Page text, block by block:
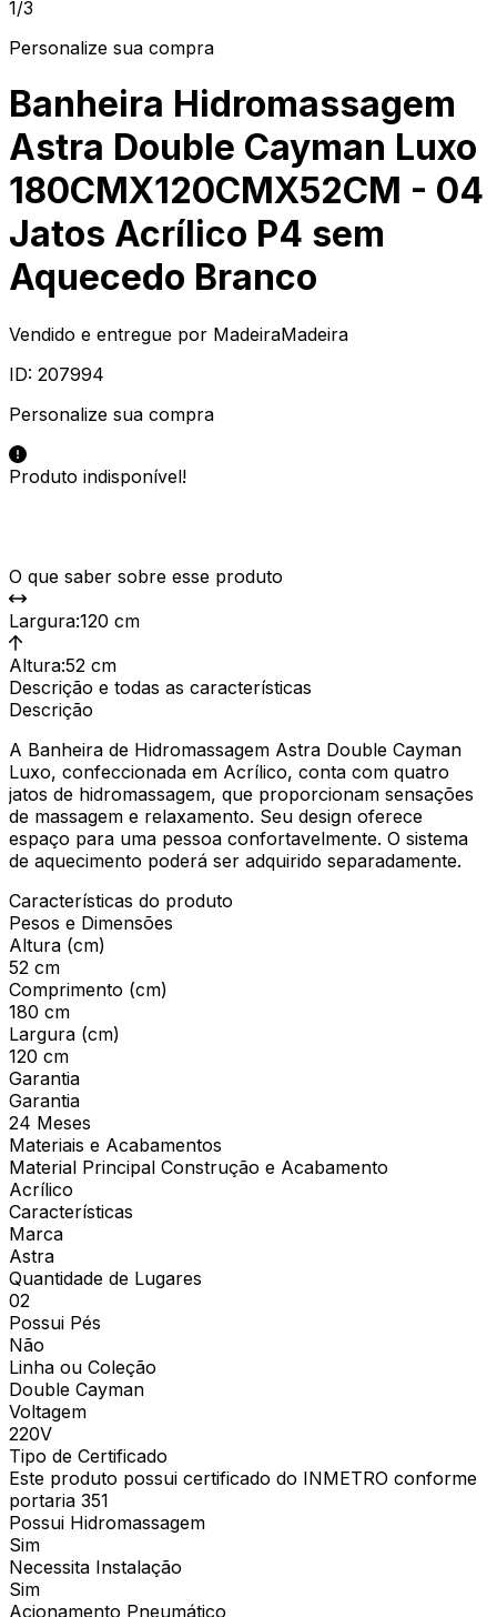
1/3
Personalize sua compra
Banheira Hidromassagem
Astra Double Cayman Luxo
180CMX120CMX52CM - 04
Jatos Acrílico P4 sem
Aquecedo Branco
Vendido e entregue por MadeiraMadeira
ID: 207994
Personalize sua compra
Produto indisponível!
O que saber sobre esse produto
Largura:120 cm
Altura:52 cm
Descrição e todas as características
Descrição
A Banheira de Hidromassagem Astra Double Cayman
Luxo, confeccionada em Acrílico, conta com quatro
jatos de hidromassagem, que proporcionam sensações
de massagem e relaxamento. Seu design oferece
espaço para uma pessoa confortavelmente. O sistema
de aquecimento poderá ser adquirido separadamente.
Características do produto
Pesos e Dimensões
Altura (cm)
52 cm
Comprimento (cm)
180 cm
Largura (cm)
120 cm
Garantia
Garantia
24 Meses
Materiais e Acabamentos
Material Principal Construção e Acabamento
Acrílico
Características
Marca
Astra
Quantidade de Lugares
02
Possui Pés
Não
Linha ou Coleção
Double Cayman
Voltagem
220V
Tipo de Certificado
Este produto possui certificado do INMETRO conforme
portaria 351
Possui Hidromassagem
Sim
Necessita Instalação
Sim
Acionamento Pneumático